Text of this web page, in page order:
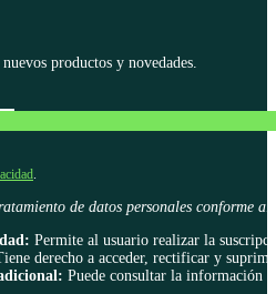
productos y novedades.
.
de datos personales conforme
Permite al usuario realizar la
derecho a acceder, rectificar y
Puede consultar la información